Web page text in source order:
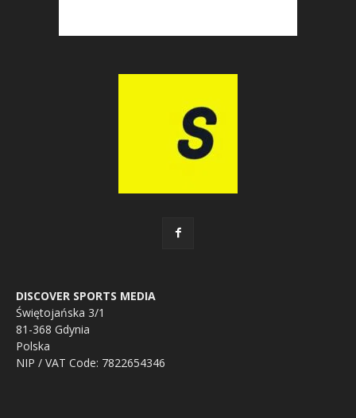
DISCOVER SPORTS MEDIA
Świętojańska 3/1
81-368 Gdynia
Polska
NIP / VAT Code: 7822654346